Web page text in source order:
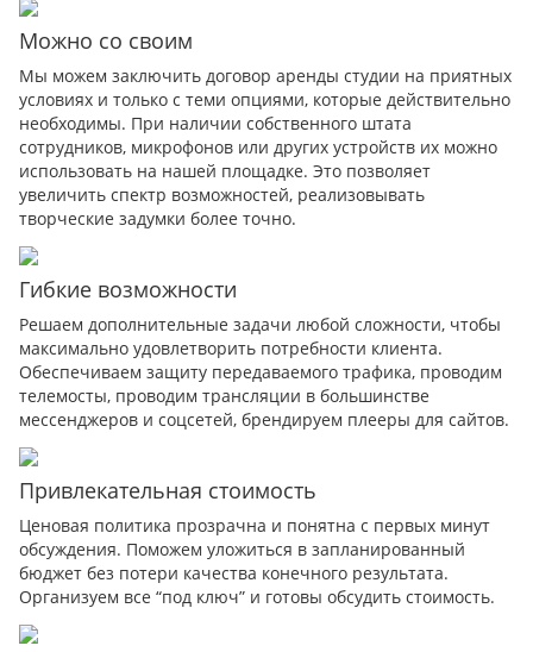
Можно со своим
Мы можем заключить договор аренды студии на приятных
условиях и только с теми опциями, которые действительно
необходимы. При наличии собственного штата
сотрудников, микрофонов или других устройств их можно
использовать на нашей площадке. Это позволяет
увеличить спектр возможностей, реализовывать
творческие задумки более точно.
Гибкие возможности
Решаем дополнительные задачи любой сложности, чтобы
максимально удовлетворить потребности клиента.
Обеспечиваем защиту передаваемого трафика, проводим
телемосты, проводим трансляции в большинстве
мессенджеров и соцсетей, брендируем плееры для сайтов.
Привлекательная стоимость
Ценовая политика прозрачна и понятна с первых минут
обсуждения. Поможем уложиться в запланированный
бюджет без потери качества конечного результата.
Организуем все “под ключ” и готовы обсудить стоимость.